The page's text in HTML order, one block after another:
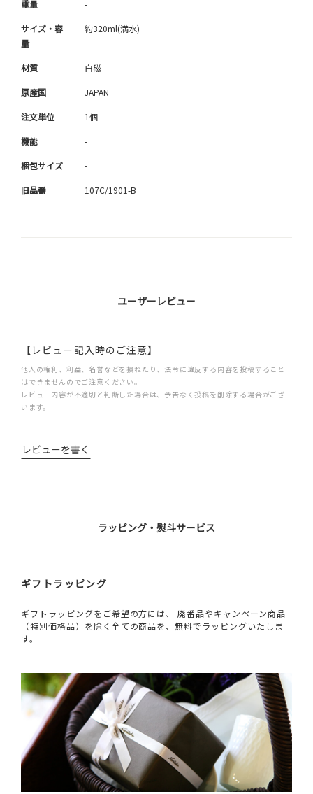
重量 -
サイズ・容
量
約320ml(満水)
材質 白磁
原産国 JAPAN
注文単位 1個
機能 -
梱包サイズ -
旧品番 107C/1901-B
ユーザーレビュー
【レビュー記入時のご注意】
他人の権利、利益、名誉などを損ねたり、法令に違反する内容を投稿すること
はできませんのでご注意ください。
レビュー内容が不適切と判断した場合は、予告なく投稿を削除する場合がござ
います。
レビューを書く
ラッピング・熨斗サービス
ギフトラッピング
ギフトラッピングをご希望の方には、 廃番品やキャンペーン商品
（特別価格品）を除く全ての商品を、無料でラッピングいたしま
す。